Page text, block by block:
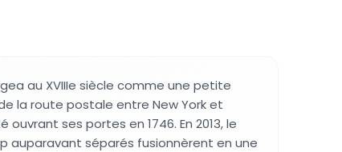
au XVIIIe siècle comme une petite
la route postale entre New York et
ouvrant ses portes en 1746. En 2013, le
auparavant séparés fusionnèrent en une